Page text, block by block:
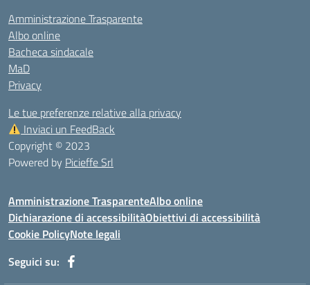
Amministrazione Trasparente
Albo online
Bacheca sindacale
MaD
Privacy
Le tue preferenze relative alla privacy
Inviaci un FeedBack
Copyright © 2023
Powered by Picieffe Srl
Amministrazione TrasparenteAlbo online
Dichiarazione di accessibilitàObiettivi di accessibilità
Cookie PolicyNote legali
Seguici su: